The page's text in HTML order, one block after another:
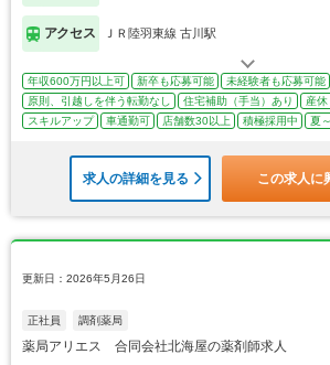
アクセス ＪＲ陸羽東線 古川駅
年収600万円以上可 新卒も応募可能
未経験者も応募可能
原則、引越しを伴う転勤なし
住宅補助（手当）あり
産
スキルアップ
車通勤可 店舗数30以上 積極採用中 夏
求人の詳細を見る この求人に
更新日：2026年5月26日
正社員 調剤薬局
薬局アリエス 合同会社北海屋の薬剤師求人